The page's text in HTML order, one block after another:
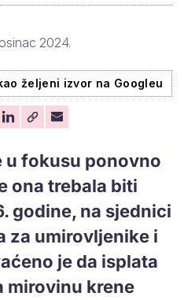
2024.
željeni izvor na Googleu
u fokusu ponovno
ona trebala biti
godine, na sjednici
za umirovljenike i
je da isplata
mirovinu krene